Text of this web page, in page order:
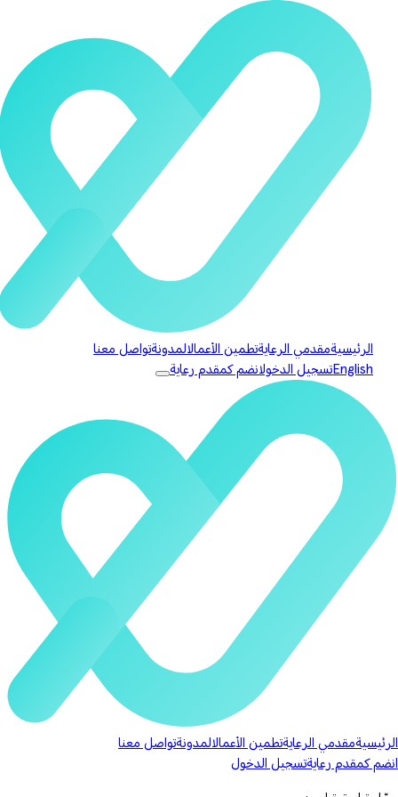
الرئيسيةمقدمي الرعايةتطمين الأعمالالمدونةتواصل معنا
English تسجيل الدخولانضم كمقدم رعاية
الرئيسيةمقدمي الرعايةتطمين الأعمالالمدونةتواصل معنا
انضم كمقدم رعايةتسجيل الدخول